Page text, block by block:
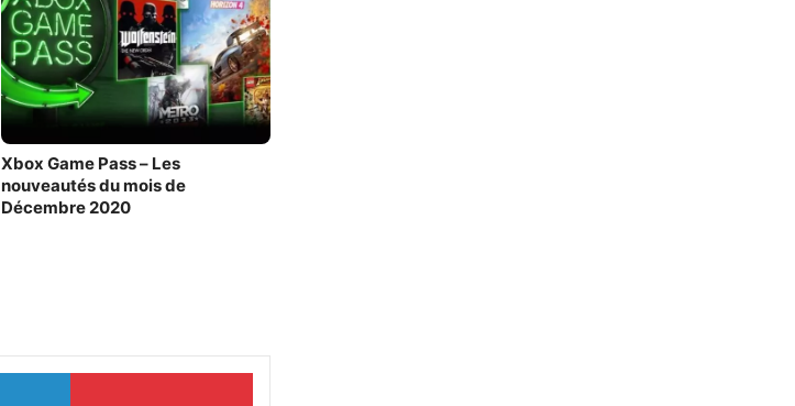
Xbox Game Pass – Les
nouveautés du mois de
Décembre 2020
Linkedin Pinterest